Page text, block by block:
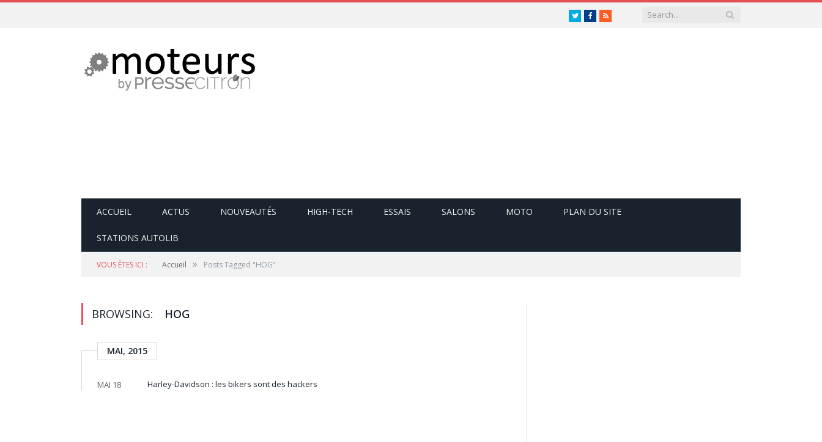
TwitterFacebook
RSS
ACCUEIL ACTUS NOUVEAUTÉS HIGH-TECH ESSAIS SALONS MOTO PLAN DU SITE
STATIONS AUTOLIB
VOUS ÊTES ICI : Accueil » Posts Tagged "HOG"
BROWSING: HOG
MAI, 2015
MAI 18 Harley-Davidson : les bikers sont des hackers